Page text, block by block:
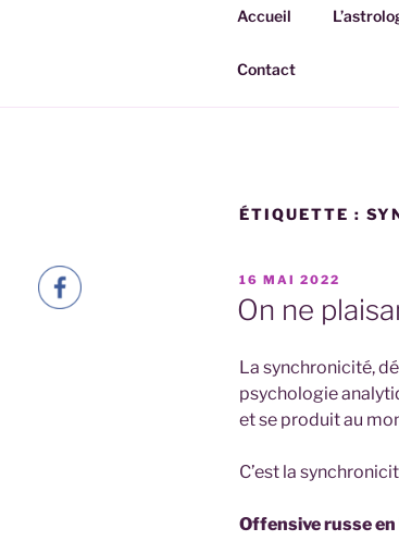
Accueil
Contact
ÉTIQUETTE :
PUBLIÉ
LE
16 MAI 2022
On ne
La synchronicité,
psychologie
et se produit au
C’est la
Offensive russe